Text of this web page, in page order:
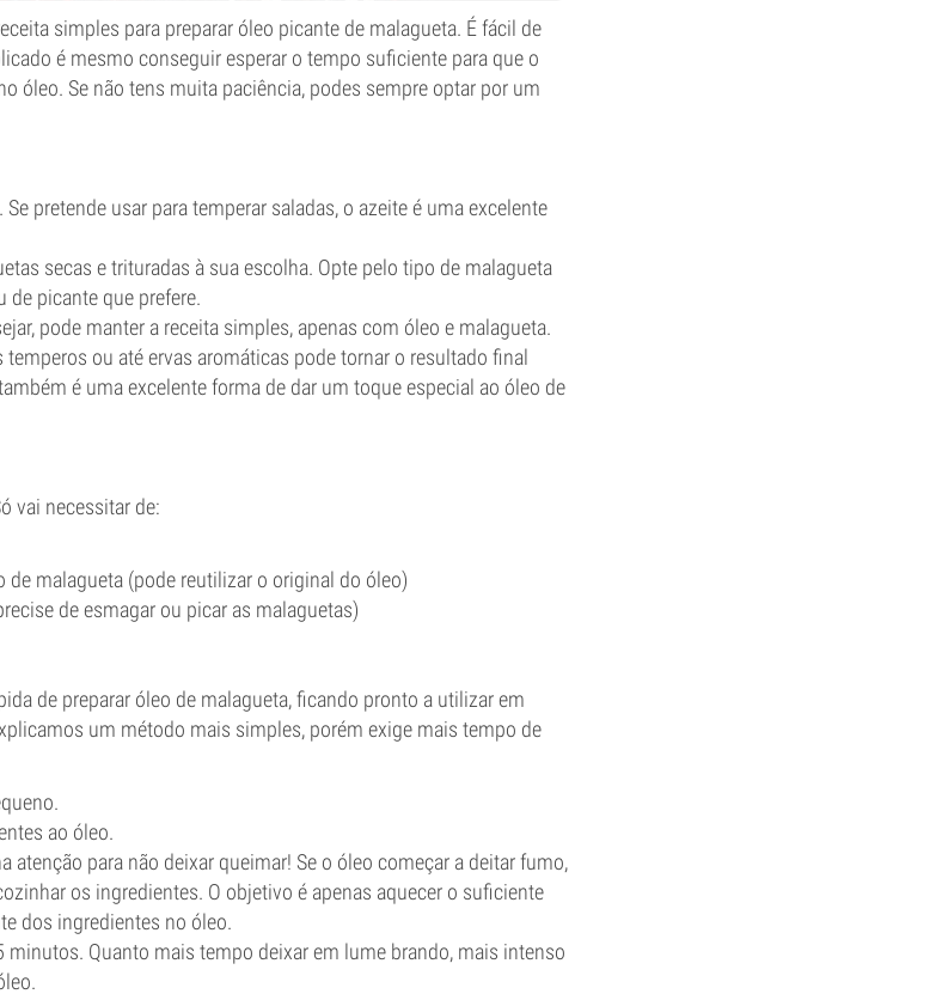
simples para preparar óleo picante de malagueta. É fácil de
é mesmo conseguir esperar o tempo suficiente para que o
óleo. Se não tens muita paciência, podes sempre optar por um
pretende usar para temperar saladas, o azeite é uma excelente
secas e trituradas à sua escolha. Opte pelo tipo de malagueta
de picante que prefere.
pode manter a receita simples, apenas com óleo e malagueta.
ou até ervas aromáticas pode tornar o resultado final
é uma excelente forma de dar um toque especial ao óleo de
vai necessitar de:
de malagueta (pode reutilizar o original do óleo)
de esmagar ou picar as malaguetas)
de preparar óleo de malagueta, ficando pronto a utilizar em
um método mais simples, porém exige mais tempo de
ao óleo.
atenção para não deixar queimar! Se o óleo começar a deitar fumo,
os ingredientes. O objetivo é apenas aquecer o suficiente
dos ingredientes no óleo.
minutos. Quanto mais tempo deixar em lume brando, mais intenso